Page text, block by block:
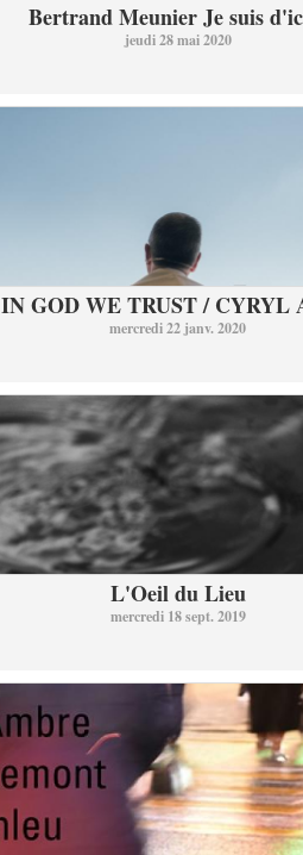
Bertrand Meunier Je suis
jeudi 28 mai 2020
IN GOD WE TRUST / CYRYL
mercredi 22 janv. 2020
L'Oeil du Lieu
mercredi 18 sept. 2019